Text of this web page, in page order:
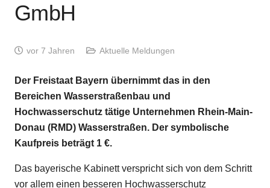
GmbH
vor 7 Jahren Aktuelle Meldungen
Der Freistaat Bayern übernimmt das in den
Bereichen Wasserstraßenbau und
Hochwasserschutz tätige Unternehmen Rhein-Main-
Donau (RMD) Wasserstraßen. Der symbolische
Kaufpreis beträgt 1 €.
Das bayerische Kabinett verspricht sich von dem Schritt
vor allem einen besseren Hochwasserschutz